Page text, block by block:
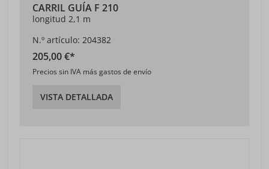
CARRIL GUÍA F 210
longitud 2,1 m
N.º artículo: 204382
205,00 €*
Precios sin IVA más gastos de envío
VISTA DETALLADA